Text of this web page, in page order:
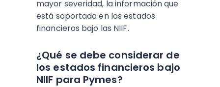
mayor severidad, la información que
está soportada en los estados
financieros bajo las NIIF.
¿Qué se debe considerar de
los estados financieros bajo
NIIF para Pymes?